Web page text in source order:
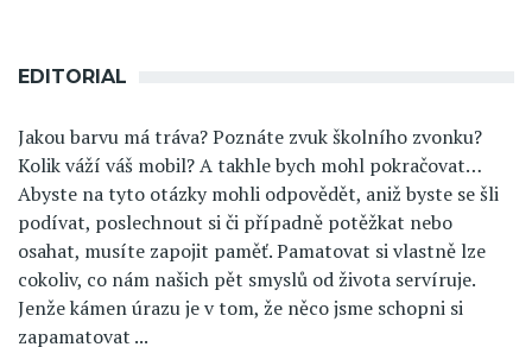
EDITORIAL
Jakou barvu má tráva? Poznáte zvuk školního zvonku?
Kolik váží váš mobil? A takhle bych mohl pokračovat…
Abyste na tyto otázky mohli odpovědět, aniž byste se šli
podívat, poslechnout si či případně potěžkat nebo
osahat, musíte zapojit paměť. Pamatovat si vlastně lze
cokoliv, co nám našich pět smyslů od života servíruje.
Jenže kámen úrazu je v tom, že něco jsme schopni si
zapamatovat ...